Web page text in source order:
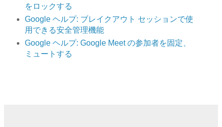
をロックする
Google ヘルプ: ブレイクアウト セッションで使
用できる安全管理機能
Google ヘルプ: Google Meet の参加者を固定、
ミュートする